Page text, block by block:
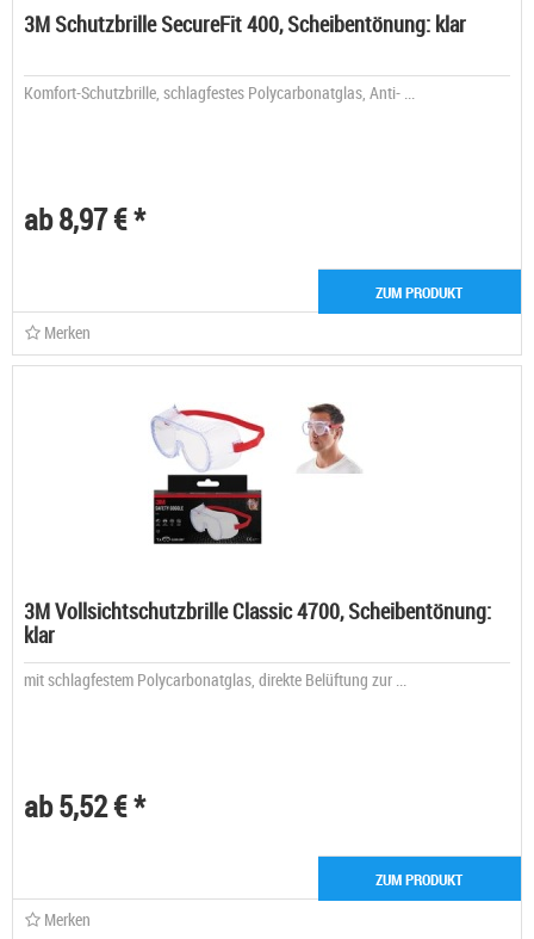
3M Schutzbrille SecureFit 400, Scheibentönung: klar
Komfort-Schutzbrille, schlagfestes Polycarbonatglas, Anti- ...
ab 8,97 € *
ZUM PRODUKT
Merken
3M Vollsichtschutzbrille Classic 4700, Scheibentönung:
klar
mit schlagfestem Polycarbonatglas, direkte Belüftung zur ...
ab 5,52 € *
ZUM PRODUKT
Merken